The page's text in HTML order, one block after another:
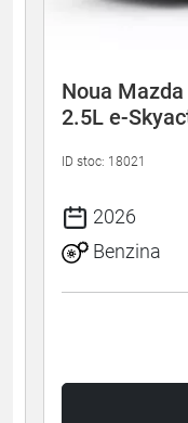
Noua
2.5L e-
ID stoc: 18021
2026
Benzina